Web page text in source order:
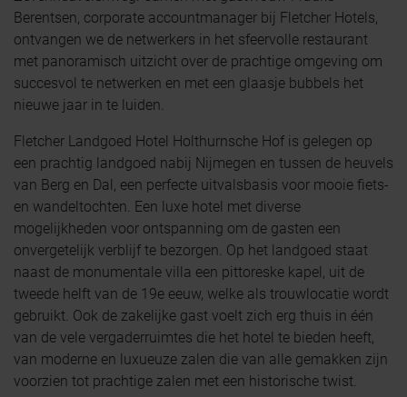
Berentsen, corporate accountmanager bij Fletcher Hotels,
ontvangen we de netwerkers in het sfeervolle restaurant
met panoramisch uitzicht over de prachtige omgeving om
succesvol te netwerken en met een glaasje bubbels het
nieuwe jaar in te luiden.
Fletcher Landgoed Hotel Holthurnsche Hof is gelegen op
een prachtig landgoed nabij Nijmegen en tussen de heuvels
van Berg en Dal, een perfecte uitvalsbasis voor mooie fiets-
en wandeltochten. Een luxe hotel met diverse
mogelijkheden voor ontspanning om de gasten een
onvergetelijk verblijf te bezorgen. Op het landgoed staat
naast de monumentale villa een pittoreske kapel, uit de
tweede helft van de 19e eeuw, welke als trouwlocatie wordt
gebruikt. Ook de zakelijke gast voelt zich erg thuis in één
van de vele vergaderruimtes die het hotel te bieden heeft,
van moderne en luxueuze zalen die van alle gemakken zijn
voorzien tot prachtige zalen met een historische twist.